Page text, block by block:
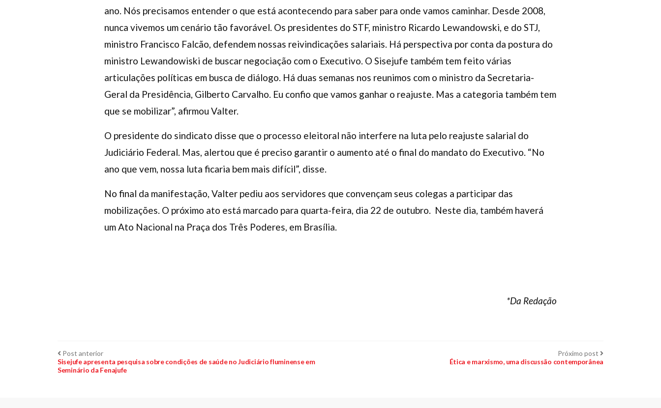
ano. Nós precisamos entender o que está acontecendo para saber para onde vamos caminhar. Desde 2008,
nunca vivemos um cenário tão favorável. Os presidentes do STF, ministro Ricardo Lewandowski, e do STJ,
ministro Francisco Falcão, defendem nossas reivindicações salariais. Há perspectiva por conta da postura do
ministro Lewandowiski de buscar negociação com o Executivo. O Sisejufe também tem feito várias
articulações políticas em busca de diálogo. Há duas semanas nos reunimos com o ministro da Secretaria-
Geral da Presidência, Gilberto Carvalho. Eu confio que vamos ganhar o reajuste. Mas a categoria também tem
que se mobilizar”, afirmou Valter.
O presidente do sindicato disse que o processo eleitoral não interfere na luta pelo reajuste salarial do
Judiciário Federal. Mas, alertou que é preciso garantir o aumento até o final do mandato do Executivo. “No
ano que vem, nossa luta ficaria bem mais difícil”, disse.
No final da manifestação, Valter pediu aos servidores que convençam seus colegas a participar das
mobilizações. O próximo ato está marcado para quarta-feira, dia 22 de outubro. Neste dia, também haverá
um Ato Nacional na Praça dos Três Poderes, em Brasília.
*Da Redação
Navegação
de
Post anteriorPost
anterior:
Sisejufe apresenta pesquisa sobre condições de saúde no Judiciário fluminense em
Seminário da Fenajufe
Próximo post Próximo
Ética e marxismo, uma discussão contemporânea